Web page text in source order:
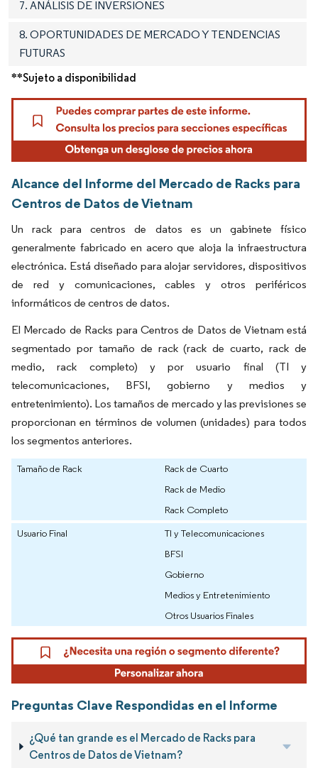
7. ANÁLISIS DE INVERSIONES
8. OPORTUNIDADES DE MERCADO Y TENDENCIAS
FUTURAS
**Sujeto a disponibilidad
Alcance del Informe del Mercado de Racks para
Centros de Datos de Vietnam
Un rack para centros de datos es un gabinete físico
generalmente fabricado en acero que aloja la infraestructura
electrónica. Está diseñado para alojar servidores, dispositivos
de red y comunicaciones, cables y otros periféricos
informáticos de centros de datos.
El Mercado de Racks para Centros de Datos de Vietnam está
segmentado por tamaño de rack (rack de cuarto, rack de
medio, rack completo) y por usuario final (TI y
telecomunicaciones, BFSI, gobierno y medios y
entretenimiento). Los tamaños de mercado y las previsiones se
proporcionan en términos de volumen (unidades) para todos
los segmentos anteriores.
Tamaño de Rack
Rack de Cuarto
Rack de Medio
Rack Completo
Usuario Final
TI y Telecomunicaciones
BFSI
Gobierno
Medios y Entretenimiento
Otros Usuarios Finales
Preguntas Clave Respondidas en el Informe
¿Qué tan grande es el Mercado de Racks para
Centros de Datos de Vietnam?